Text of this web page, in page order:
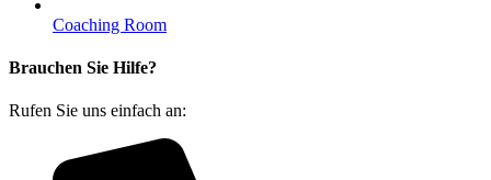
Coaching Room
Brauchen Sie Hilfe?
Rufen Sie uns einfach an: